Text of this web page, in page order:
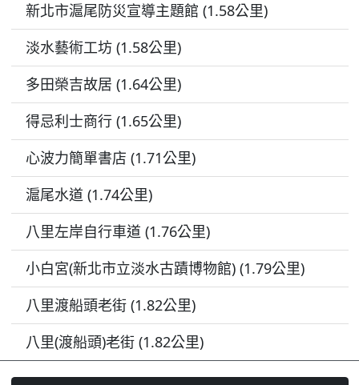
新北市滬尾防災宣導主題館 (1.58公里)
淡水藝術工坊 (1.58公里)
多田榮吉故居 (1.64公里)
得忌利士商行 (1.65公里)
心波力簡單書店 (1.71公里)
滬尾水道 (1.74公里)
八里左岸自行車道 (1.76公里)
小白宮(新北市立淡水古蹟博物館) (1.79公里)
八里渡船頭老街 (1.82公里)
八里(渡船頭)老街 (1.82公里)